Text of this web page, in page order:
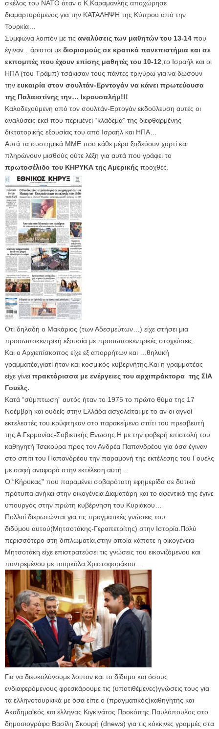
σκέλος του ΝΑΤΟ όταν ο Κ.Καραμανλής αποχώρησε
διαμαρτυρόμενος για την ΚΑΤΑΛΗΨΗ της Κύπρου από την
Τουρκία…
Συμφωνα λοιπόν με τις αναλύσεις των μαθητών του 13-14 που
έγιναν…άριστοι με διορισμούς σε κρατικά πανεπιστήμια και σε
εκπομπές που έχουν επίσης μαθητές του 10-12,το Ισραήλ και οι
ΗΠΑ (του Τράμπ) τσάκισαν τους πάντες τριγύρω για να δώσουν
την ευκαιρία στον σουλτάν-Ερντογάν να κάνει πρωτεύουσα
της Παλαιστίνης την… Ιερουσαλήμ!!!
Καλοδεχούμενη από τον σουλτάν-Ερτογάν εκδούλευση αυτές οι
αναλύσεις εκεί που περιμένει “κλάδεμα” της διεφθαρμένης
δικτατορικής εξουσίας του από Ισραήλ και ΗΠΑ…
Αυτά τα συστημικά ΜΜΕ που κάθε μέρα ξοδεύουν χαρτί και
πληρώνουν μισθούς ούτε λέξη για αυτά που γράφει το
πρωτοσέλιδο του ΚΗΡΥΚΑ της Αμερικής προχθές.
Οτι δηλαδή ο Μακάριος (των Αδεσμεύτων…) είχε στήσει μια
προσωποκεντρική εξουσία με προσωποκεντρικές στοχεύσεις.
Και ο Αρχιεπίσκοπος είχε εξ απορρήτων και …θηλυκή
γραμματέα,γιατί ήταν και κοσμικός κυβερνήτης.Και η γραμματέας
είχε γίνει πρακτόρισσα με ενέργειες του αρχιπράκτορα της ΣΙΑ
Γουέλς.
Κατά “σύμπτωση” αυτός ήταν το 1975 το πρώτο θύμα της 17
Νοέμβρη και ουδείς στην Ελλάδα ασχολείται με το αν οι αγνοί
εκτελεστές του κρύφτηκαν στο παρακείμενο σπίτι του πρεσβευτή
της Α.Γερμανίας-Σοβιετικής Ενωσης.Η με την φοβερή επιστολή του
καθηγητή Τσεκούρα προς τον Ανδρέα Παπανδρέου για όσα έγιναν
στο σπίτι του Παπανδρέου την παραμονή της εκτέλεσης του Γουέλς
με σαφή αναφορά στην εκτέλεση αυτή…
Ο “Κήρυκας” που παραμένει σοβαρότατη εφημερίδα σε δυτικά
πρότυπα ανήκει στην οικογένεια Διαματάρη και το αφεντικό της έγινε
υπουργός στην πρώτη κυβέρνηση του Κυριάκου…
Πολλοί διερωτώνται για τις πραγματικές γνώσεις του
διδύμου αυτού(Μητσοτάκης-Γεραπετρίτης) στην Ιστορία.Πολύ
περισσότερο στη διπλωματία,στην οποία κάποτε η οικογένεια
Μητσοτάκη είχε επιστρατεύσει τις γνώσεις του εικονιζόμενου και
παντρεμένου με τουρκάλα Χριστοφοράκου…
Για να διευκολύνουμε λοιπον και το δίδυμο και όσους
ενδιαφερόμενους φρεσκάρουμε τις (υποτιθέμενες)γνώσεις τους για
τα ελληνοτουρκικά με όσα είπε ο (πραγματικός)καθηγητής και
Ακαδημαϊκός και ελληνας Κιγκινάτος Προκόπης Παυλόπουλος στο
δημοσιογράφο Βασίλη Σκουρή (dnews) για τις κόκκινες γραμμές στα